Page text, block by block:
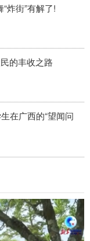
炸街”有解了!
的丰收之路
在广西的“望闻问